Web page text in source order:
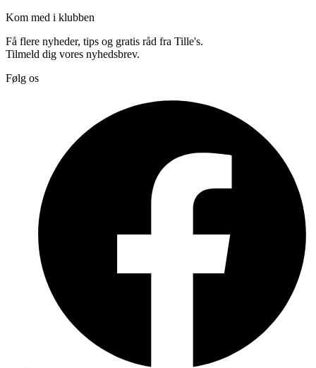
Kom med i klubben
Få flere nyheder, tips og gratis råd fra Tille's.
Tilmeld dig vores nyhedsbrev.
Følg os